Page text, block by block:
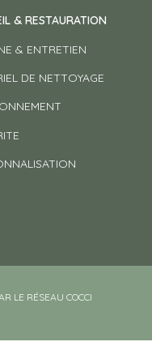
& RESTAURATION
& ENTRETIEN
DE NETTOYAGE
LE RÉSEAU COCCI